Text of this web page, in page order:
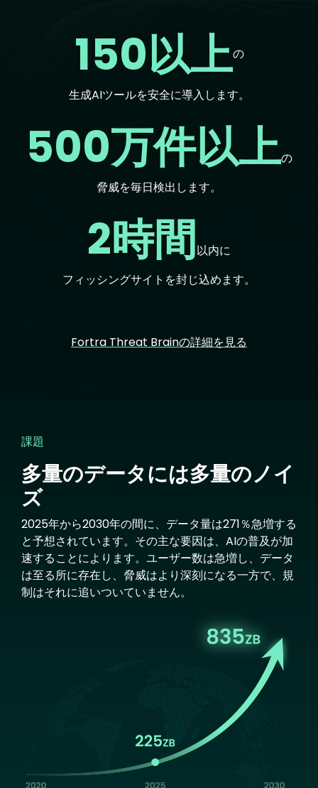
150以上の
生成AIツールを安全に導入します。
500万件以上の
脅威を毎日検出します。
2時間以内に
フィッシングサイトを封じ込めます。
Fortra Threat Brainの詳細を見る
課題
多量のデータには多量のノイ
ズ
2025年から2030年の間に、データ量は271％急増する
と予想されています。その主な要因は、AIの普及が加
速することによります。ユーザー数は急増し、データ
は至る所に存在し、脅威はより深刻になる一方で、規
制はそれに追いついていません。